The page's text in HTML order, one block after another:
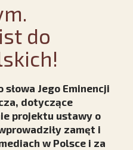
do
Jego Eminencji
dotyczące
projektu ustawy o
zamęt i
w Polsce i za